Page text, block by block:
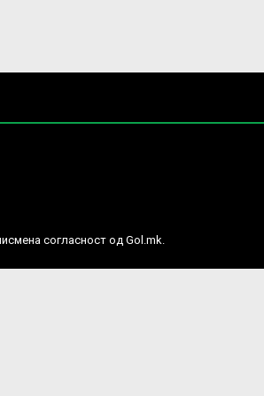
согласност од Gol.mk.